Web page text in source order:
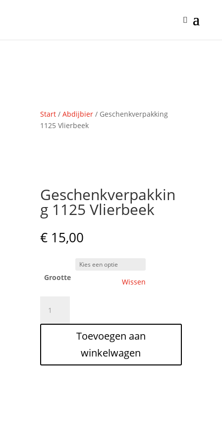
Start/ Abdijbier/ Geschenkverpakking
1125 Vlierbeek
Geschenkverpakkin
g 1125 Vlierbeek
€15,00
Grootte Wissen
1125
Vlierbeek
Toevoegen aan
winkelwagen